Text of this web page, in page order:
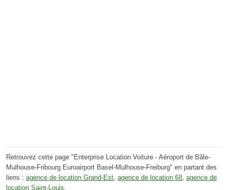
Retrouvez cette page "Enterprise Location Voiture - Aéroport de Bâle-
Mulhouse-Fribourg Euroairport Basel-Mulhouse-Freiburg" en partant des
liens : agence de location Grand-Est agence de location 68 agence de
location Saint-Louis